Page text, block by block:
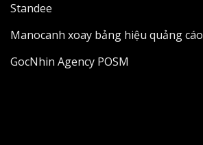
Standee
Manocanh xoay bảng hiệu quảng cáo
GocNhin Agency POSM